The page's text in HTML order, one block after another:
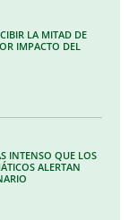
LA MITAD DE
IMPACTO DEL
INTENSO QUE LOS
ALERTAN